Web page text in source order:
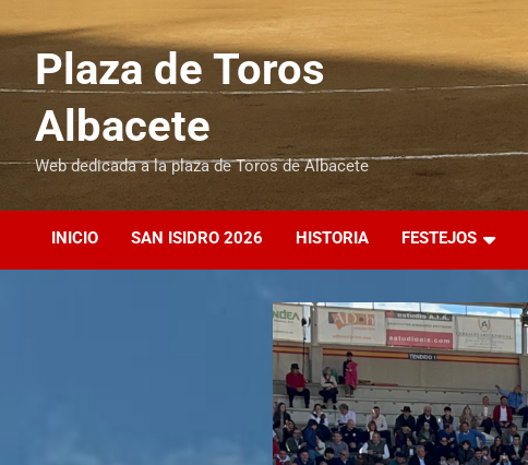
Plaza de Toros
Albacete
Web dedicada a la plaza de Toros de Albacete
INICIO SAN ISIDRO 2026 HISTORIA FESTEJOS